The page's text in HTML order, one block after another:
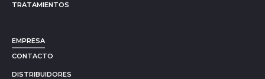
TRATAMIENTOS
EMPRESA
CONTACTO
DISTRIBUIDORES